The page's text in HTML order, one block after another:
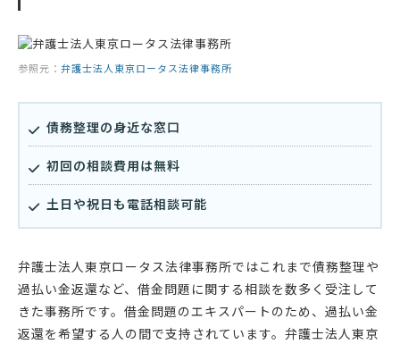
参照元： 弁護士法人東京ロータス法律事務所
債務整理の身近な窓口
初回の相談費用は無料
土日や祝日も電話相談可能
弁護士法人東京ロータス法律事務所ではこれまで債務整理や
過払い金返還など、借金問題に関する相談を数多く受注して
きた事務所です。借金問題のエキスパートのため、過払い金
返還を希望する人の間で支持されています。弁護士法人東京